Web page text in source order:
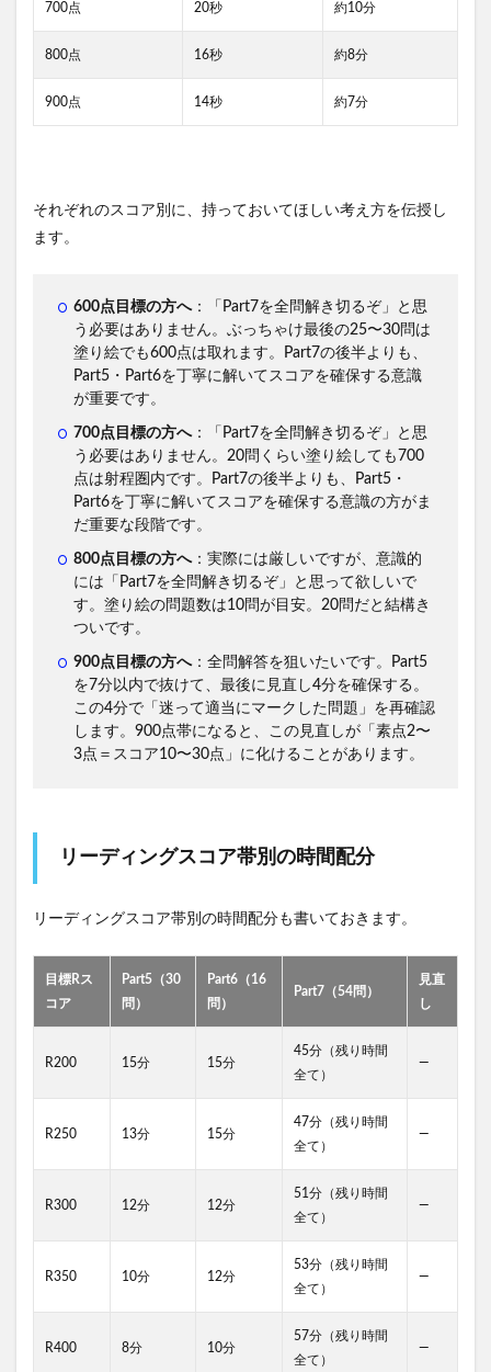
700点 20秒 約10分
800点 16秒 約8分
900点 14秒 約7分
それぞれのスコア別に、持っておいてほしい考え方を伝授し
ます。
600点目標の方へ：「Part7を全問解き切るぞ」と思
う必要はありません。ぶっちゃけ最後の25〜30問は
塗り絵でも600点は取れます。Part7の後半よりも、
Part5・Part6を丁寧に解いてスコアを確保する意識
が重要です。
700点目標の方へ：「Part7を全問解き切るぞ」と思
う必要はありません。20問くらい塗り絵しても700
点は射程圏内です。Part7の後半よりも、Part5・
Part6を丁寧に解いてスコアを確保する意識の方がま
だ重要な段階です。
800点目標の方へ：実際には厳しいですが、意識的
には「Part7を全問解き切るぞ」と思って欲しいで
す。塗り絵の問題数は10問が目安。20問だと結構き
ついです。
900点目標の方へ：全問解答を狙いたいです。Part5
を7分以内で抜けて、最後に見直し4分を確保する。
この4分で「迷って適当にマークした問題」を再確認
します。900点帯になると、この見直しが「素点2〜
3点＝スコア10〜30点」に化けることがあります。
リーディングスコア帯別の時間配分
リーディングスコア帯別の時間配分も書いておきます。
目標Rス
コア
Part5（30
問）
Part6（16
問）
Part7（54問）
見直
し
R200 15分 15分
45分（残り時間
全て）
—
R250 13分 15分
47分（残り時間
全て）
—
R300 12分 12分
51分（残り時間
全て）
—
R350 10分 12分
53分（残り時間
全て）
—
R400 8分 10分
57分（残り時間
全て）
—